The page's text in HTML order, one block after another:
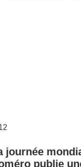
journée
publie